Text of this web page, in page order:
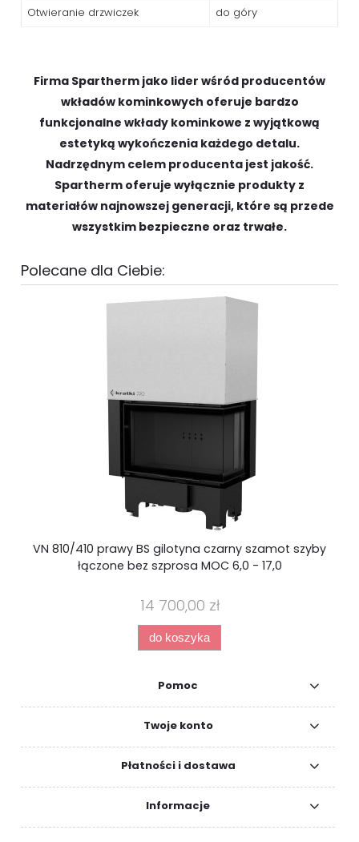
Otwieranie drzwiczek
do góry
Firma Spartherm jako lider wśród producentów
wkładów kominkowych oferuje bardzo
funkcjonalne wkłady kominkowe z wyjątkową
estetyką wykończenia każdego detalu.
Nadrzędnym celem producenta jest jakość.
Spartherm oferuje wyłącznie produkty z
materiałów najnowszej generacji, które są przede
wszystkim bezpieczne oraz trwałe.
Polecane dla Ciebie:
VN 810/410 prawy BS gilotyna czarny szamot szyby
łączone bez szprosa MOC 6,0 - 17,0
14 700,00 zł
do koszyka
Pomoc
Twoje konto
Płatności i dostawa
Informacje